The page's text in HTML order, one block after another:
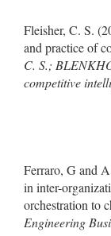
Fleisher, C. S.
and practice of
C. S.;
competitive
Ferraro, G and
in inter-
orchestration to
Engineering